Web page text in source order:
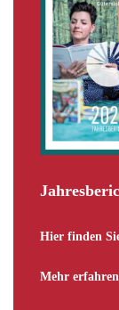
Hier finden
Mehr erfahren